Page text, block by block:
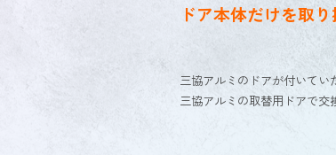
ドア本体だけを取
三協アルミのドアが付いてい
三協アルミの取替用ドアで交